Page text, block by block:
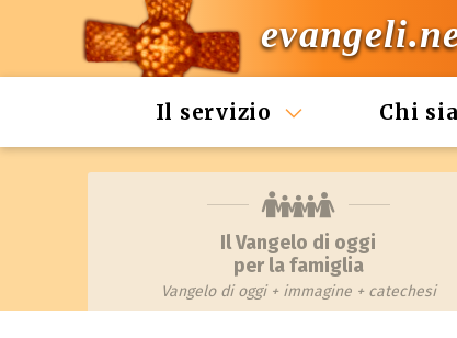
Il servizio Chi
Il Vangelo di oggi
per la famiglia
Vangelo di oggi + immagine + catechesi